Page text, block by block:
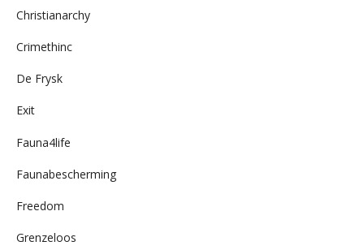
Christianarchy
Crimethinc
De Frysk
Exit
Fauna4life
Faunabescherming
Freedom
Grenzeloos